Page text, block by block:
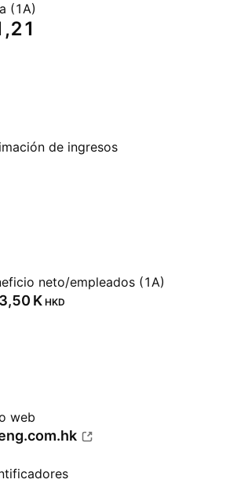
(1A)
de ingresos
neto/empleados (1A)
K‬ HKD
web